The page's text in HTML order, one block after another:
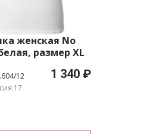
женская No
размер XL
12 1 340 ₽